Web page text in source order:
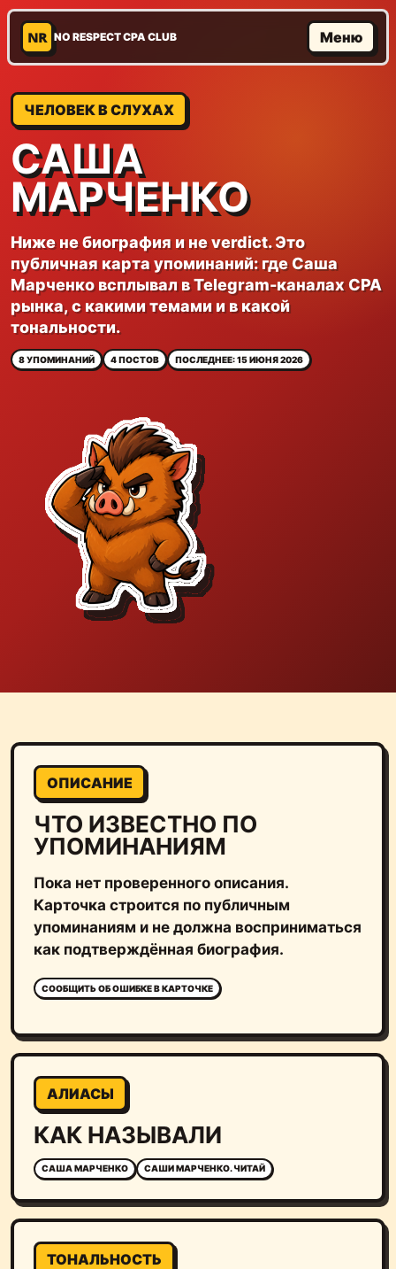
NR NO RESPECT CPA CLUB Меню
ЧЕЛОВЕК В СЛУХАХ
САША
МАРЧЕНКО
Ниже не биография и не verdict. Это
публичная карта упоминаний: где Саша
Марченко всплывал в Telegram-каналах CPA
рынка, с какими темами и в какой
тональности.
8 УПОМИНАНИЙ 4 ПОСТОВ ПОСЛЕДНЕЕ: 15 ИЮНЯ 2026
ОПИСАНИЕ
ЧТО ИЗВЕСТНО ПО
УПОМИНАНИЯМ
Пока нет проверенного описания.
Карточка строится по публичным
упоминаниям и не должна восприниматься
как подтверждённая биография.
СООБЩИТЬ ОБ ОШИБКЕ В КАРТОЧКЕ
АЛИАСЫ
КАК НАЗЫВАЛИ
САША МАРЧЕНКО САШИ МАРЧЕНКО. ЧИТАЙ
ТОНАЛЬНОСТЬ